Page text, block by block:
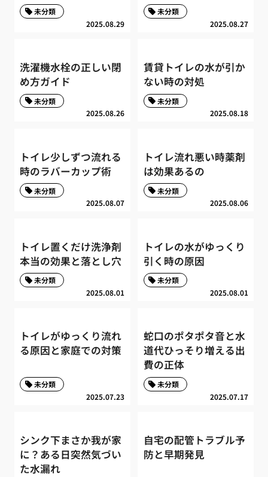
2025.08.29
未分類
2025.08.27
未分類
洗濯機水栓の正しい閉
め方ガイド
2025.08.26
未分類
賃貸トイレの水が引か
ない時の対処
2025.08.18
未分類
トイレ少しずつ流れる
時のラバーカップ術
2025.08.07
未分類
トイレ流れ悪い時薬剤
は効果あるの
2025.08.06
未分類
トイレ置くだけ洗浄剤
本当の効果と落とし穴
2025.08.01
未分類
トイレの水がゆっくり
引く時の原因
2025.08.01
未分類
トイレがゆっくり流れ
る原因と家庭での対策
2025.07.23
未分類
蛇口のポタポタ音と水
道代ひっそり増える出
費の正体
2025.07.17
未分類
シンク下まさか我が家
に？ある日突然気づい
た水漏れ
自宅の配管トラブル予
防と早期発見